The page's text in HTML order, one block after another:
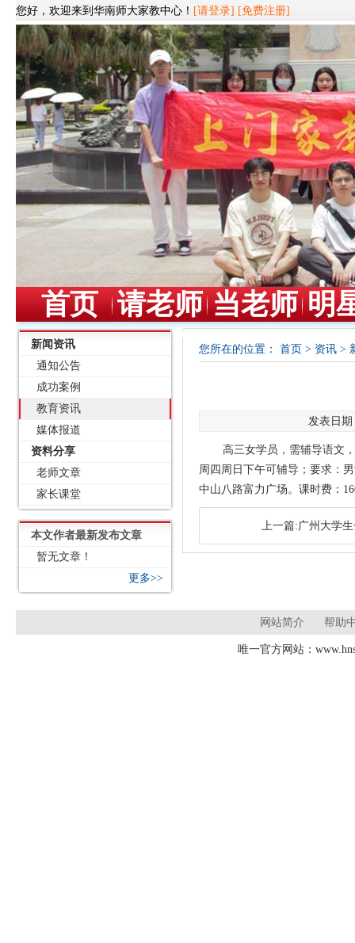
您好，欢迎来到华南师大家教中心！ [请登录] [免费注册]
首页 请老师 当老师 明
新闻资讯
通知公告
成功案例
教育资讯
媒体报道
资料分享
老师文章
家长课堂
本文作者最新发布文章
暂无文章！
更多>>
您所在的位置： 首页 > 资讯 >
发表日期
高三女学员，需辅导语文
周四周日下午可辅导；要求：
中山八路富力广场。课时费：
上一篇:广州大学
网站简介 帮助
唯一官方网站：